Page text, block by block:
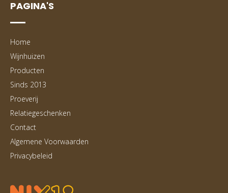
PAGINA'S
Home
Wijnhuizen
Producten
Sinds 2013
Proeverij
Relatiegeschenken
Contact
Algemene Voorwaarden
Privacybeleid